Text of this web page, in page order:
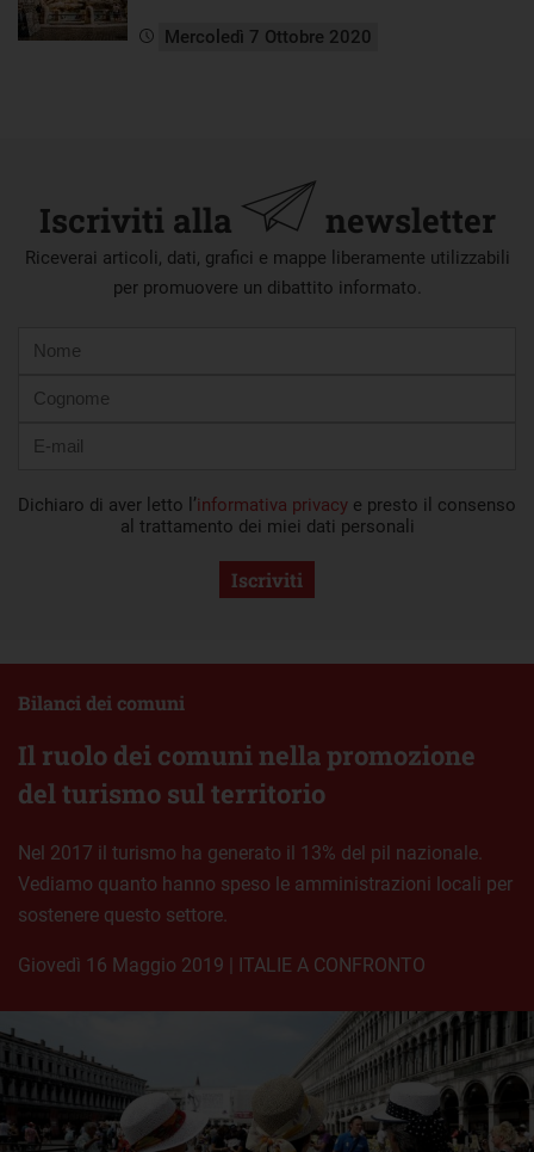
Mercoledì 7 Ottobre 2020
Iscriviti alla newsletter
Riceverai articoli, dati, grafici e mappe liberamente utilizzabili
per promuovere un dibattito informato.
mail
Dichiaro di aver letto l’informativa privacy e presto il consenso
al trattamento dei miei dati personali
Iscriviti
Il ruolo dei comuni nella promozione
del turismo sul territorio
Bilanci dei comuni
Nel 2017 il turismo ha generato il 13% del pil nazionale.
Vediamo quanto hanno speso le amministrazioni locali per
sostenere questo settore.
giovedì 16 Maggio 2019 | ITALIE A CONFRONTO